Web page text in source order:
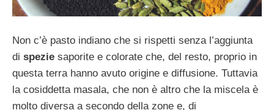
Non c’è pasto indiano che si rispetti senza l’aggiunta
di spezie saporite e colorate che, del resto, proprio in
questa terra hanno avuto origine e diffusione. Tuttavia
la cosiddetta masala, che non è altro che la miscela è
molto diversa a secondo della zone e, di